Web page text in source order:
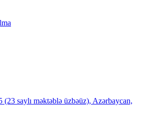
(23 saylı məktəblə üzbəüz), Azərbaycan,